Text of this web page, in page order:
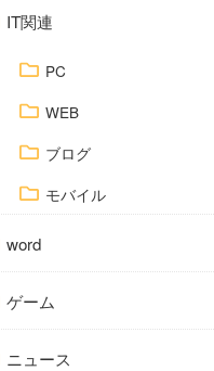
IT関連
PC
WEB
ブログ
モバイル
word
ゲーム
ニュース